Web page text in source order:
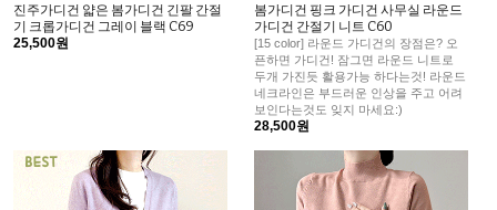
진주가디건 얇은 봄가디건 긴팔 간절
기 크롭가디건 그레이 블랙 C69
25,500원
봄가디건 핑크 가디건 사무실 라운드
가디건 간절기 니트 C60
[15 color] 라운드 가디건의 장점은? 오
픈하면 가디건! 잠그면 라운드 니트로
두개 가진듯 활용가능 하다는것! 라운드
네크라인은 부드러운 인상을 주고 어려
보인다는것도 잊지 마세요:)
28,500원